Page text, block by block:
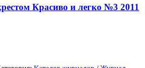
Красиво и легко №3 2011